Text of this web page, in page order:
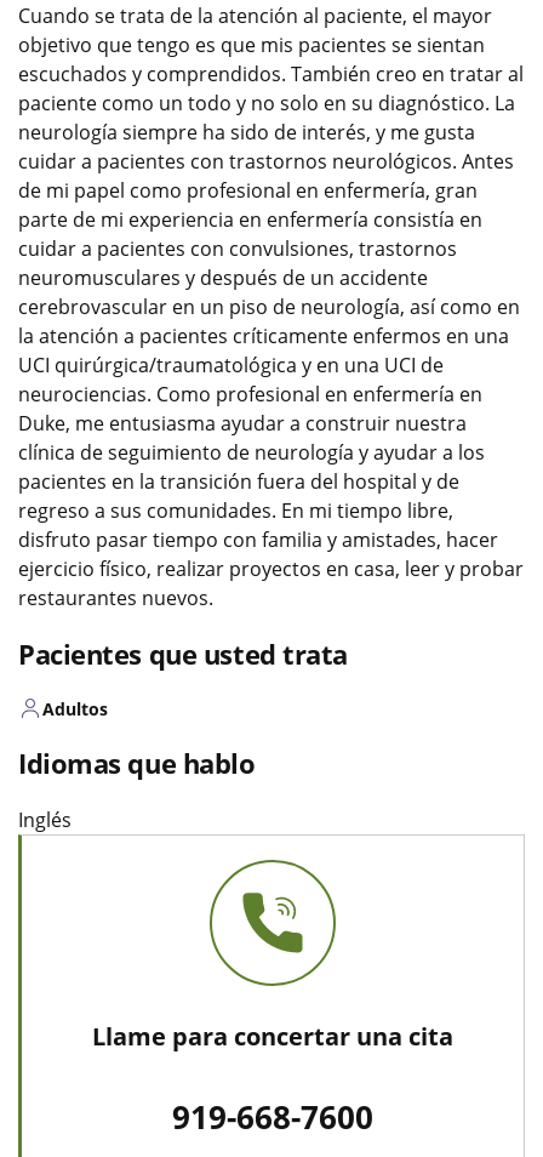
Cuando se trata de la atención al paciente, el mayor
objetivo que tengo es que mis pacientes se sientan
escuchados y comprendidos. También creo en tratar al
paciente como un todo y no solo en su diagnóstico. La
neurología siempre ha sido de interés, y me gusta
cuidar a pacientes con trastornos neurológicos. Antes
de mi papel como profesional en enfermería, gran
parte de mi experiencia en enfermería consistía en
cuidar a pacientes con convulsiones, trastornos
neuromusculares y después de un accidente
cerebrovascular en un piso de neurología, así como en
la atención a pacientes críticamente enfermos en una
UCI quirúrgica/traumatológica y en una UCI de
neurociencias. Como profesional en enfermería en
Duke, me entusiasma ayudar a construir nuestra
clínica de seguimiento de neurología y ayudar a los
pacientes en la transición fuera del hospital y de
regreso a sus comunidades. En mi tiempo libre,
disfruto pasar tiempo con familia y amistades, hacer
ejercicio físico, realizar proyectos en casa, leer y probar
restaurantes nuevos.
Pacientes que usted trata
Adultos
Idiomas que hablo
Inglés
Llame para concertar una cita
919-668-7600